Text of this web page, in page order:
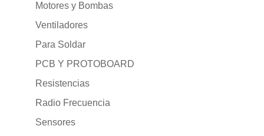
Motores y Bombas
Ventiladores
Para Soldar
PCB Y PROTOBOARD
Resistencias
Radio Frecuencia
Sensores